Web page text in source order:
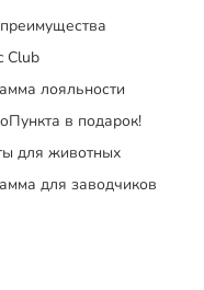
Club
лояльности
в подарок!
для животных
для заводчиков